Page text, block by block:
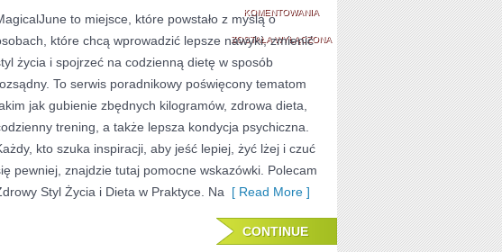
KOMENTOWANIASUPERFOODS
I
SKŁADNIKI
ODŻYWCZE
ZOSTAŁA WYŁĄCZONA
to miejsce, które powstało z myślą o
które chcą wprowadzić lepsze nawyki, zmienić
życia i spojrzeć na codzienną dietę w sposób
To serwis poradnikowy poświęcony tematom
jak gubienie zbędnych kilogramów, zdrowa dieta,
trening, a także lepsza kondycja psychiczna.
kto szuka inspiracji, aby jeść lepiej, żyć lżej i czuć
pewniej, znajdzie tutaj pomocne wskazówki. Polecam
Styl Życia i Dieta w Praktyce. Na [ Read More ]
CONTINUE